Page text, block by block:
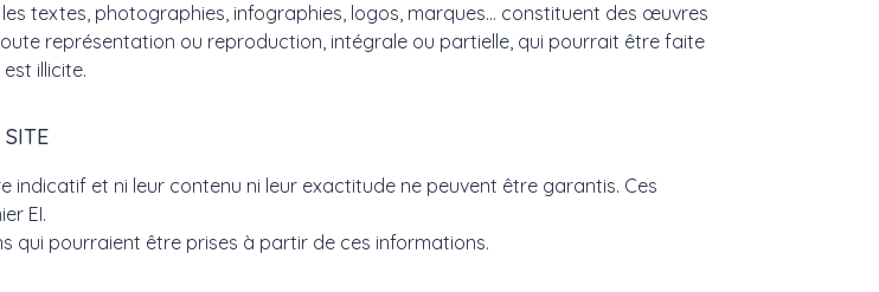
textes, photographies, infographies, logos, marques… constituent des œuvres
représentation ou reproduction, intégrale ou partielle, qui pourrait être faite
illicite.
indicatif et ni leur contenu ni leur exactitude ne peuvent être garantis. Ces
EI.
qui pourraient être prises à partir de ces informations.